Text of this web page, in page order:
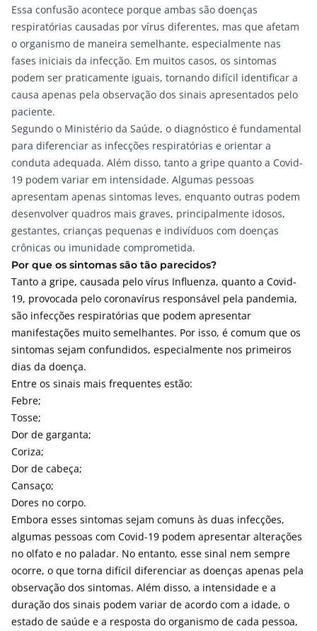
Essa confusão acontece porque ambas são doenças
respiratórias causadas por vírus diferentes, mas que afetam
o organismo de maneira semelhante, especialmente nas
fases iniciais da infecção. Em muitos casos, os sintomas
podem ser praticamente iguais, tornando difícil identificar a
causa apenas pela observação dos sinais apresentados pelo
paciente.
Segundo o Ministério da Saúde, o diagnóstico é fundamental
para diferenciar as infecções respiratórias e orientar a
conduta adequada. Além disso, tanto a gripe quanto a Covid-
19 podem variar em intensidade. Algumas pessoas
apresentam apenas sintomas leves, enquanto outras podem
desenvolver quadros mais graves, principalmente idosos,
gestantes, crianças pequenas e indivíduos com doenças
crônicas ou imunidade comprometida.
Por que os sintomas são tão parecidos?
Tanto a gripe, causada pelo vírus Influenza, quanto a Covid-
19, provocada pelo coronavírus responsável pela pandemia,
são infecções respiratórias que podem apresentar
manifestações muito semelhantes. Por isso, é comum que os
sintomas sejam confundidos, especialmente nos primeiros
dias da doença.
Entre os sinais mais frequentes estão:
Febre;
Tosse;
Dor de garganta;
Coriza;
Dor de cabeça;
Cansaço;
Dores no corpo.
Embora esses sintomas sejam comuns às duas infecções,
algumas pessoas com Covid-19 podem apresentar alterações
no olfato e no paladar. No entanto, esse sinal nem sempre
ocorre, o que torna difícil diferenciar as doenças apenas pela
observação dos sintomas. Além disso, a intensidade e a
duração dos sinais podem variar de acordo com a idade, o
estado de saúde e a resposta do organismo de cada pessoa,